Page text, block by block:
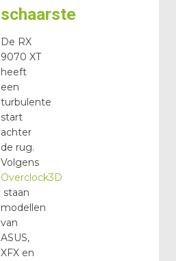
schaarste
De RX
9070 XT
heeft
een
turbulente
start
achter
de rug.
Volgens
Overclock3D
staan
modellen
van
ASUS,
XFX en